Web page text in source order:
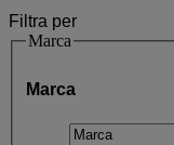
Filtra per
Marca
Marca